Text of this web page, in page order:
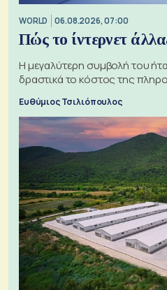
WORLD 06.08.2026, 07:00
Πώς το ίντερνετ
Η μεγαλύτερη συμβολή του
δραστικά το κόστος της
Ευθύμιος Τσιλιόπουλος